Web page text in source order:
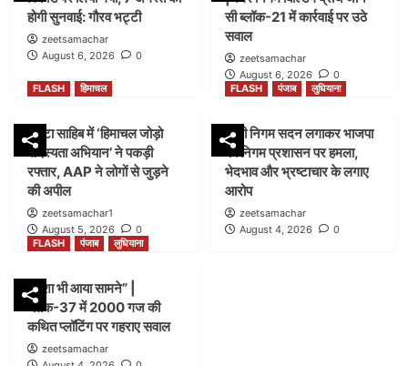
FLASH पंजाब
45 पार्षदों का प्रस्ताव हाईकोर्ट के रिकॉर्ड पर लिया गया, 7
अगस्त को होगी सुनवाई: गौरव भट्टी
2
शिकायत के बाद भी लग गया शटर” |नगर निगम बिल्डिंग ब्रांच
जोन-सी ब्लॉक-21 में कार्रवाई पर उठे सवाल
FLASH
पांवटा साहिब में ‘हिमाचल जोड़ो सदस्यता अभियान’ ने पकड़ी
रफ्तार, AAP ने लोगों से जुड़ने की अपील
FLASH
डम्मी निगम सदन लगाकर भाजपा का निगम प्रशासन पर हमला,
भेदभाव और भ्रष्टाचार के लगाए आरोप
होगी सुनवाई: गौरव भट्टी
zeetsamachar
August 6, 2026
0
सी ब्लॉक-21 में कार्रवाई पर उठे
सवाल
zeetsamachar
August 6, 2026
0
FLASH
हिमाचल
पांवटा साहिब में ‘हिमाचल जोड़ो
सदस्यता अभियान’ ने पकड़ी
रफ्तार, AAP ने लोगों से जुड़ने
की अपील
zeetsamachar1
August 5, 2026
0
FLASH पंजाब लुधियाना
डम्मी निगम सदन लगाकर भाजपा
का निगम प्रशासन पर हमला,
भेदभाव और भ्रष्टाचार के लगाए
आरोप
zeetsamachar
August 4, 2026
0
FLASH
पंजाब लुधियाना
नक्शा भी आया सामने” |
ब्लॉक-37 में 2000 गज की
कथित प्लॉटिंग पर गहराए सवाल
zeetsamachar